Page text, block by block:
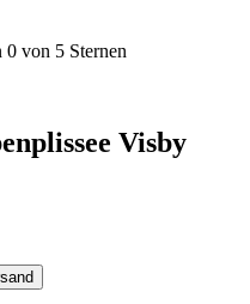
von 5 Sternen
Visby